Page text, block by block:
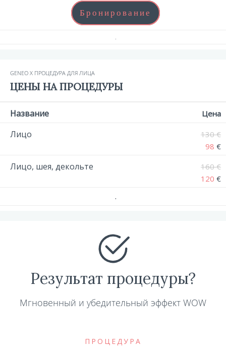
ПРОЦЕДУРА
Бронирование
.
GENEO X ПРОЦЕДУРА ДЛЯ ЛИЦА
ЦЕНЫ НА ПРОЦЕДУРЫ
Название Цена
Лицо
130 €
98 €
Лицо, шея, декольте
160 €
120 €
.
Результат процедуры?
Mгновенный и убедительный эффект WOW